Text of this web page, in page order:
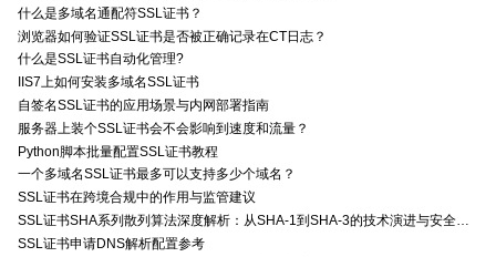
什么是多域名通配符SSL证书？
浏览器如何验证SSL证书是否被正确记录在CT日志？
什么是SSL证书自动化管理?
IIS7上如何安装多域名SSL证书
自签名SSL证书的应用场景与内网部署指南
服务器上装个SSL证书会不会影响到速度和流量？
Python脚本批量配置SSL证书教程
一个多域名SSL证书最多可以支持多少个域名？
SSL证书在跨境合规中的作用与监管建议
SSL证书SHA系列散列算法深度解析：从SHA-1到SHA-3的技术演进与安全特性
SSL证书申请DNS解析配置参考